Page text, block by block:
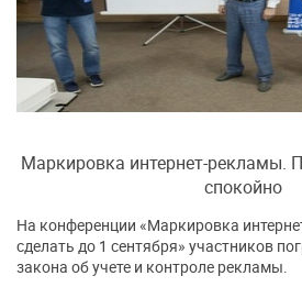
Маркировка интернет-рекламы.
спокойно
На конференции «Маркировка
сделать до 1 сентября» участников
закона об учете и контроле рекламы.